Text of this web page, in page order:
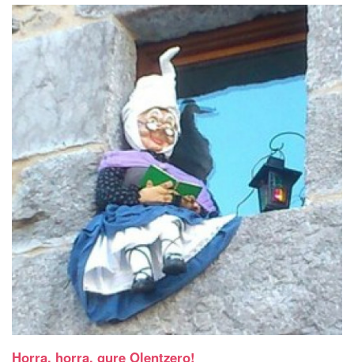
Horra, horra, gure Olentzero!